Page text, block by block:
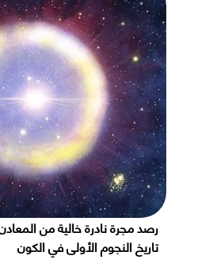
رصد مجرة نادرة خالية من
تاريخ النجوم الأولى في الكون